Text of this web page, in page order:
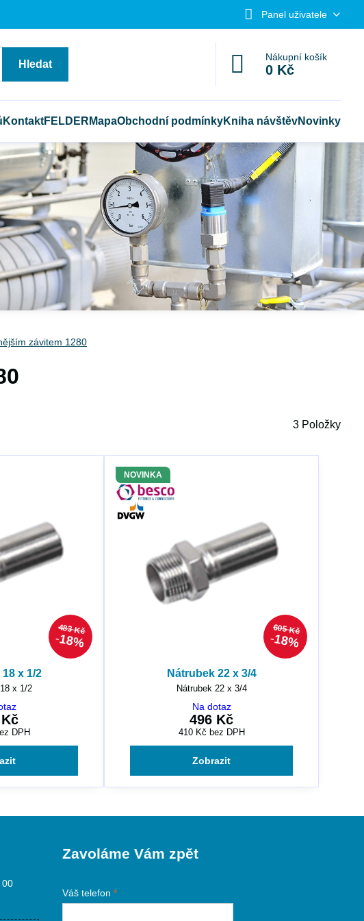
Panel uživatele
Hledat
Nákupní košík
0 Kč
KontaktFELDER MapaObchodní podmínkyKniha návštěvNovinky
závitem 1280
3 Položky
483 Kč
18%
x 1/2
x 1/2
DPH
605 Kč
18%
NOVINKA
Nátrubek 22 x 3/4
Nátrubek 22 x 3/4
Na dotaz
496 Kč
410 Kč bez DPH
Zobrazit
00
Zavoláme Vám zpět
Váš telefon*